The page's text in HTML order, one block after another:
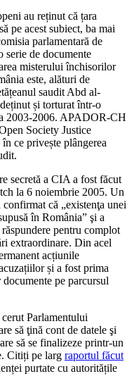
au reținut că țara
pe acest subiect, ba mai
parlamentară de
serie de documente
misterului închisorilor
este, alături de
saudit Abd al-
și torturat într-o
2003-2006. APADOR-CH
Society Justice
ce privește plângerea
secretă a CIA a fost făcut
la 6 noiembrie 2005. Un
că „existenţa unei
în România” şi a
pentru complot
extraordinare. Din acel
acțiunile
și a fost prima
pe parcursul
Parlamentului
să ţină cont de datele şi
să se finalizeze printr-un
Citiți pe larg raportul făcut
purtate cu autoritățile